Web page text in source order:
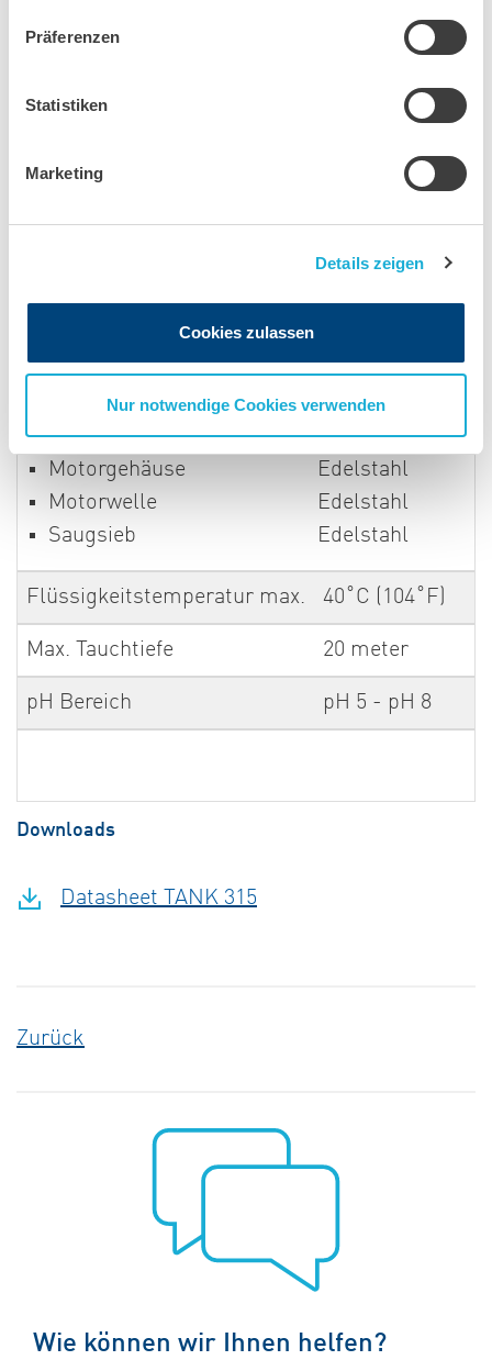
Präferenzen
Statistiken
Marketing
Details zeigen
Cookies zulassen
Nur notwendige Cookies verwenden
Schmiermittel
Typ
Doppelte
Laufradtyp
H07BQF
Länge
20 Meter
Werkstoffe
Pumpengehäuse
Grauguss
Laufrad
Chromeisen
Motorgehäuse
Edelstahl
Motorwelle
Edelstahl
Saugsieb
Edelstahl
Flüssigkeitstemperatur max. 40˚C (104˚F)
Max. Tauchtiefe 20 meter
pH Bereich pH 5 - pH 8
Downloads
Datasheet TANK 315
Zurück
Wie können wir Ihnen helfen?